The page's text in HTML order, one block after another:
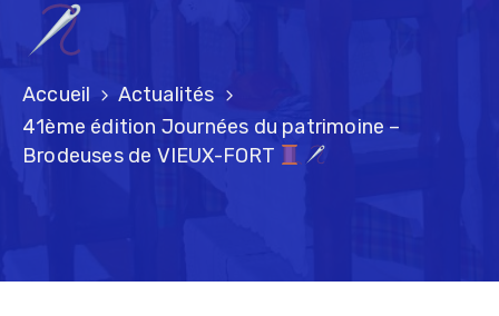
Accueil
Actualités
41ème édition Journées du patrimoine –
Brodeuses de VIEUX-FORT